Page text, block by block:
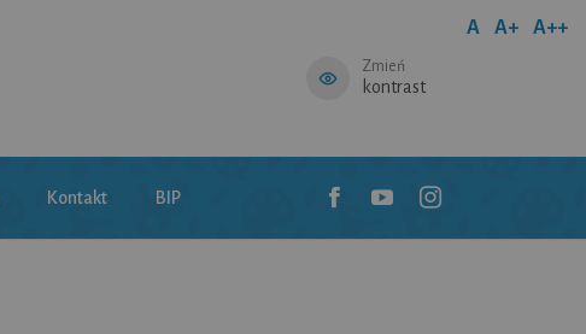
Zmień
kontrast
A A+ A++
Kontakt BIP